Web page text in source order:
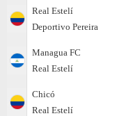
Real Estelí
Deportivo Pereira
Managua FC
Real Estelí
Chicó
Real Estelí